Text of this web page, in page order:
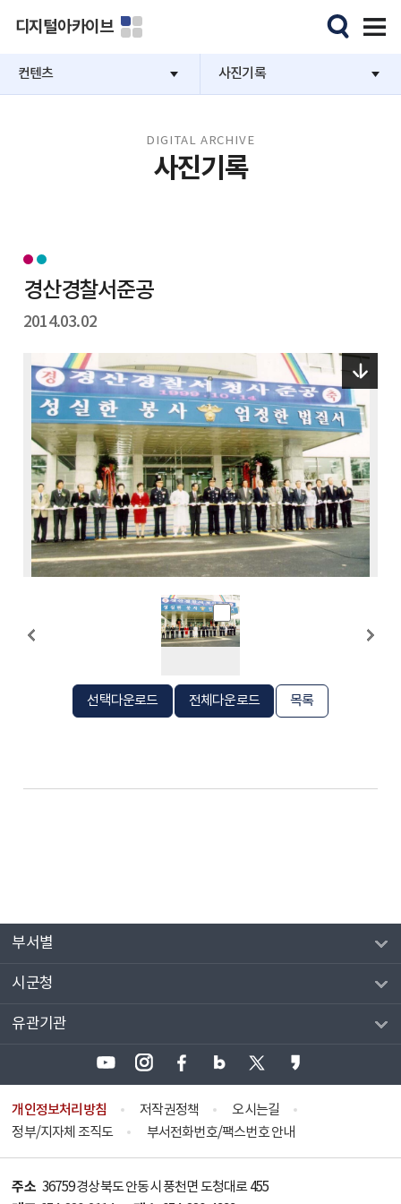
디지털아카이브
컨텐츠 사진기록
DIGITAL ARCHIVE
사진기록
경산경찰서준공
2014.03.02
선택다운로드 전체다운로드 목록
부서별
시군청
유관기관
개인정보처리방침 저작권정책
오시는길
정부/지자체 조직도
부서전화번호/팩스번호 안내
주소 36759 경상북도 안동시 풍천면 도청대로 455